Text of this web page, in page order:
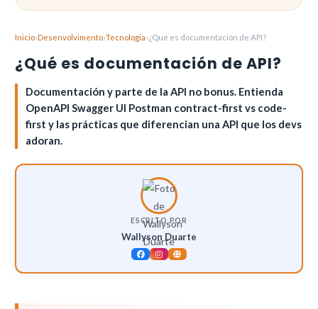
Inicio›Desenvolvimento›Tecnologia› ¿Qué es documentación de API?
¿Qué es documentación de API?
Documentación y parte de la API no bonus. Entienda
OpenAPI Swagger UI Postman contract-first vs code-
first y las prácticas que diferencian una API que los devs
adoran.
ESCRITO POR
Wallyson Duarte